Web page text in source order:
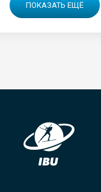
ПОКАЗАТЬ ЕЩЁ